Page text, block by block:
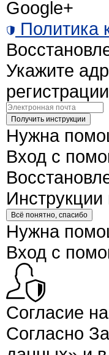
Google+
Политика
Укажите
регистрации
Получить инструкции
Нужна
Вход с
Всё понятно, спасибо
Нужна
Вход с
Согласие
Согласно